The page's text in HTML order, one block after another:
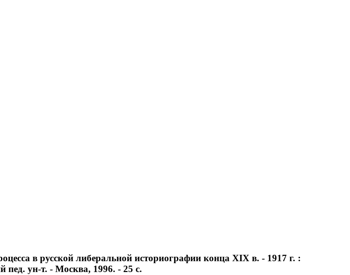
в русской либеральной историографии конца XIX в. - 1917 г. :
пед. ун-т. - Москва, 1996. - 25 с.